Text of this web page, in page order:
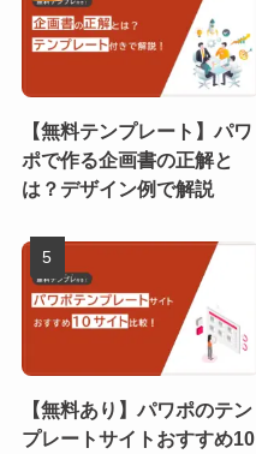
【無料テンプレート】パワ
ポで作る企画書の正解と
は？デザイン例で解説
【無料あり】パワポのテン
プレートサイトおすすめ10